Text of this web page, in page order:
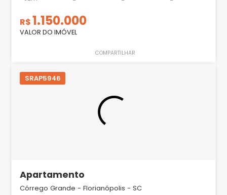
R$1.150.000
VALOR DO IMÓVEL
COMPARTILHAR
SRAP5946
Apartamento
Córrego Grande - Florianópolis - SC